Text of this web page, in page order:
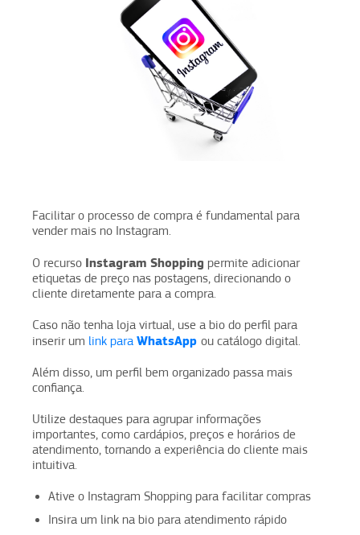
Facilitar o processo de compra é fundamental para
vender mais no Instagram.
O recurso Instagram Shopping permite adicionar
etiquetas de preço nas postagens, direcionando o
cliente diretamente para a compra.
Caso não tenha loja virtual, use a bio do perfil para
inserir um link para WhatsApp ou catálogo digital.
Além disso, um perfil bem organizado passa mais
confiança.
Utilize destaques para agrupar informações
importantes, como cardápios, preços e horários de
atendimento, tornando a experiência do cliente mais
intuitiva.
Ative o Instagram Shopping para facilitar compras
Insira um link na bio para atendimento rápido